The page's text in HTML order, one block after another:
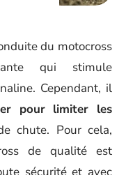
du motocross
qui stimule
Cependant, il
pour limiter les
chute. Pour cela,
de qualité est